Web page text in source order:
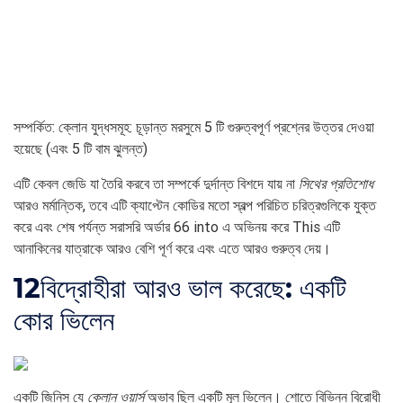
সম্পর্কিত: ক্লোন যুদ্ধসমূহ: চূড়ান্ত মরসুমে 5 টি গুরুত্বপূর্ণ প্রশ্নের উত্তর দেওয়া
হয়েছে (এবং 5 টি বাম ঝুলন্ত)
এটি কেবল জেডি যা তৈরি করবে তা সম্পর্কে দুর্দান্ত বিশদে যায় না সিথের প্রতিশোধ
আরও মর্মান্তিক, তবে এটি ক্যাপ্টেন কোডির মতো স্বল্প পরিচিত চরিত্রগুলিকে যুক্ত
করে এবং শেষ পর্যন্ত সরাসরি অর্ডার 66 into এ অভিনয় করে This এটি
আনাকিনের যাত্রাকে আরও বেশি পূর্ণ করে এবং এতে আরও গুরুত্ব দেয়।
12বিদ্রোহীরা আরও ভাল করেছে: একটি
কোর ভিলেন
একটি জিনিস যে ক্লোন ওয়ার্সঅভাব ছিল একটি মূল ভিলেন। শোতে বিভিন্ন বিরোধী